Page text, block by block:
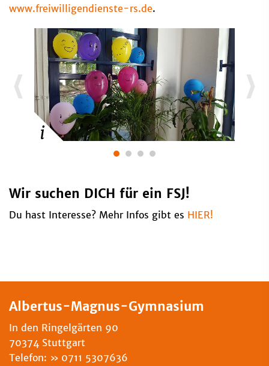
www.freiwilligendienste-rs.de.
Wir suchen DICH für ein FSJ!
Du hast Interesse? Mehr Infos gibt es HIER!
Albertus-Magnus-Gymnasium
In den Ringelgärten 90
70374 Stuttgart
Telefon:
0711 5307636